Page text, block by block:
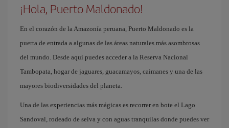
¡Hola, Puerto Maldonado!
En el corazón de la Amazonía peruana, Puerto Maldonado es la
puerta de entrada a algunas de las áreas naturales más asombrosas
del mundo. Desde aquí puedes acceder a la Reserva Nacional
Tambopata, hogar de jaguares, guacamayos, caimanes y una de las
mayores biodiversidades del planeta.
Una de las experiencias más mágicas es recorrer en bote el Lago
Sandoval, rodeado de selva y con aguas tranquilas donde puedes ver